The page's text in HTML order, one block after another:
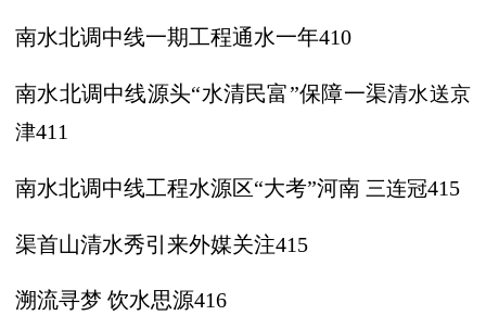
南水北调中线一期工程通水一年410
南水北调中线源头“水清民富”保障一渠清水送京
津411
南水北调中线工程水源区“大考”河南 三连冠415
渠首山清水秀引来外媒关注415
溯流寻梦 饮水思源416